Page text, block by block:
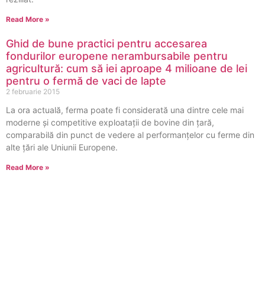
Read More »
Ghid de bune practici pentru accesarea
fondurilor europene nerambursabile pentru
agricultură: cum să iei aproape 4 milioane de lei
pentru o fermă de vaci de lapte
2 februarie 2015
La ora actuală, ferma poate fi considerată una dintre cele mai
moderne și competitive exploatații de bovine din țară,
comparabilă din punct de vedere al performanțelor cu ferme din
alte țări ale Uniunii Europene.
Read More »